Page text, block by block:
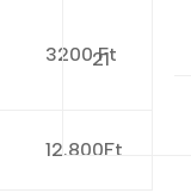
3200 Ft
12.800Ft
21